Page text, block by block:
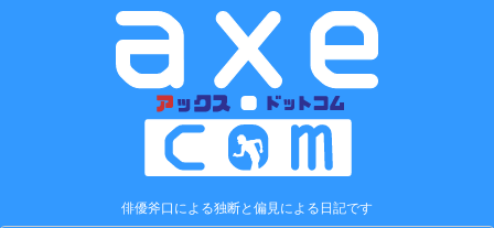
俳優斧口による独断と偏見による日記です